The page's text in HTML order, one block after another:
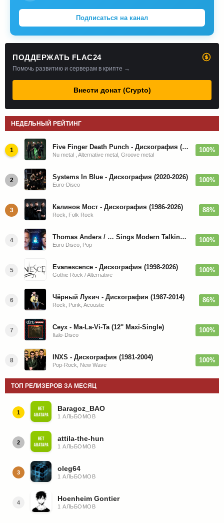
Подписаться на канал
ПОДДЕРЖАТЬ FLAC24
Помочь развитию и серверам в крипте →
Внести донат (Crypto)
НЕДЕЛЬНЫЙ РЕЙТИНГ
1 Five Finger Death Punch - Дискография (2008-2026)
Nu metal , Alternative metal, Groove metal
100%
2 Systems In Blue - Дискография (2020-2026)
Euro-Disco
100%
3 Калинов Мост - Дискография (1986-2026)
Rock, Folk Rock
88%
4 Thomas Anders / … Sings Modern Talking: The Best hi-res
Euro Disco, Pop
100%
5 Evanescence - Дискография (1998-2026)
Gothic Rock / Alternative
100%
6 Чёрный Лукич - Дискография (1987-2014)
Rock, Punk, Acoustic
86%
7 Ceyx - Ma-La-Vi-Ta (12'' Maxi-Single)
Italo-Disco
100%
8 INXS - Дискография (1981-2004)
Pop-Rock, New Wave
100%
ТОП РЕЛИЗЕРОВ ЗА МЕСЯЦ
1 Baragoz_BAO
1 АЛЬБОМОВ
2 attila-the-hun
1 АЛЬБОМОВ
3 oleg64
1 АЛЬБОМОВ
4 Hoenheim Gontier
1 АЛЬБОМОВ